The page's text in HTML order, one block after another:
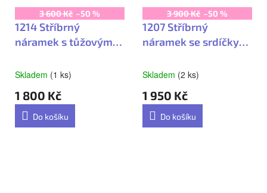
3 600 Kč –50 %
1214 Stříbrný
náramek s tůžovými
Skladem (1 ks)
1 800 Kč
Do košíku
3 900 Kč –50 %
1207 Stříbrný
náramek se srdíčky
Skladem (2 ks)
1 950 Kč
Do košíku